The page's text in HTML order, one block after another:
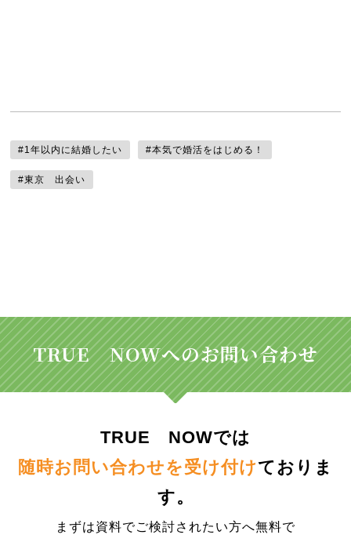
#1年以内に結婚したい #本気で婚活をはじめる！
#東京 出会い
TRUE NOWへのお問い合わせ
TRUE NOWでは
随時お問い合わせを受け付けておりま
す。
まずは資料でご検討されたい方へ無料で